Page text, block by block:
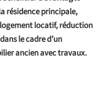
résidence principale,
locatif, réduction
le cadre d’un
ancien avec travaux.